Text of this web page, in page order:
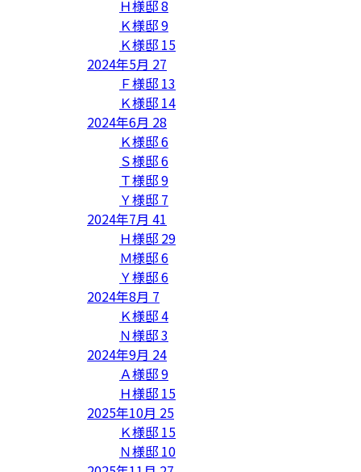
Ｈ様邸8
Ｋ様邸9
Ｋ様邸 15
2024年5月 27
Ｆ様邸 13
Ｋ様邸 14
2024年6月 28
Ｋ様邸6
Ｓ様邸6
Ｔ様邸9
Ｙ様邸 7
2024年7月 41
Ｈ様邸 29
Ｍ様邸6
Ｙ様邸6
2024年8月 7
Ｋ様邸4
Ｎ様邸3
2024年9月 24
Ａ様邸9
Ｈ様邸 15
2025年10月 25
Ｋ様邸 15
Ｎ様邸 10